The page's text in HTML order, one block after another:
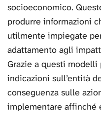
socioeconomico.
produrre informazioni
utilmente impiegate
adattamento agli
Grazie a questi
indicazioni sull’entità
conseguenza sulle
implementare affinché